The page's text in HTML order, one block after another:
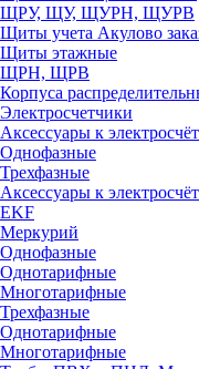
ЩРУ, ЩУ, ЩУРН, ЩУРВ
Щиты учета Акулово
Щиты этажные
ЩРН, ЩРВ
Корпуса
Электросчетчики
Аксессуары к
Однофазные
Трехфазные
Аксессуары к
EKF
Меркурий
Однофазные
Однотарифные
Многотарифные
Трехфазные
Однотарифные
Многотарифные